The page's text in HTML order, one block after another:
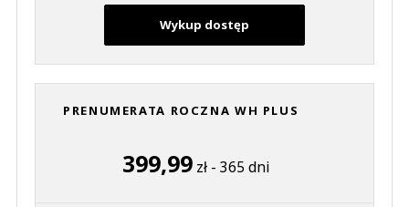
Wykup dostęp
PRENUMERATA ROCZNA WH PLUS
399,99zł - 365 dni